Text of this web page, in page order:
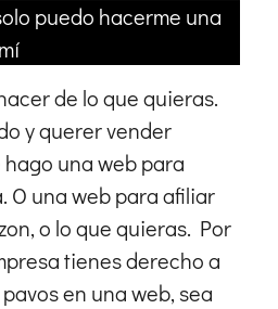
puedo hacerme una
de lo que quieras.
y querer vender
una web para
O una web para afiliar
o lo que quieras. Por
tienes derecho a
en una web, sea